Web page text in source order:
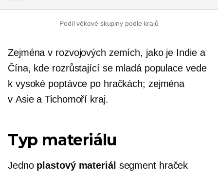
Podíl věkové skupiny podle krajů
Zejména v rozvojových zemích, jako je Indie a
Čína, kde rozrůstající se mladá populace vede
k vysoké poptávce po hračkách; zejména
v Asie a Tichomoří kraj.
Typ materiálu
Jedno plastový materiál segment hraček